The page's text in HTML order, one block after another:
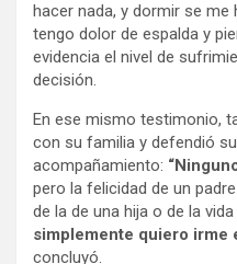
hacer nada, y dormir se me
tengo dolor de espalda y
evidencia el nivel de
decisión.
En ese mismo testimonio,
con su familia y defendió
acompañamiento:
pero la felicidad de un
de la de una hija o de la vida
simplemente quiero irme
concluyó.